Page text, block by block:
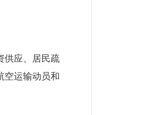
供应、居民疏
空运输动员和